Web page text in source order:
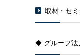
取材・セ
◆ グループ法